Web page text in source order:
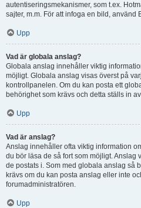
autentiseringsmekanismer, som t.ex.
sajter, m.m. För att infoga en bild, använd
Upp
Vad är globala anslag?
Globala anslag innehåller viktig
möjligt. Globala anslag visas överst på
kontrollpanelen. Om du kan posta ett
behörighet som krävs och detta ställs in
Upp
Vad är anslag?
Anslag innehåller ofta viktig information
du bör läsa de så fort som möjligt. Anslag
de postats i. Som med globala anslag så
krävs om du kan posta anslag eller inte
forumadministratören.
Upp